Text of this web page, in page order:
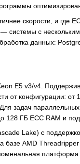
скорости, и где
системы с
данных:
E5 v3/v4.
от конфигурации:
задач
ГБ ECC RAM и
Lake) с
AMD
платформа.